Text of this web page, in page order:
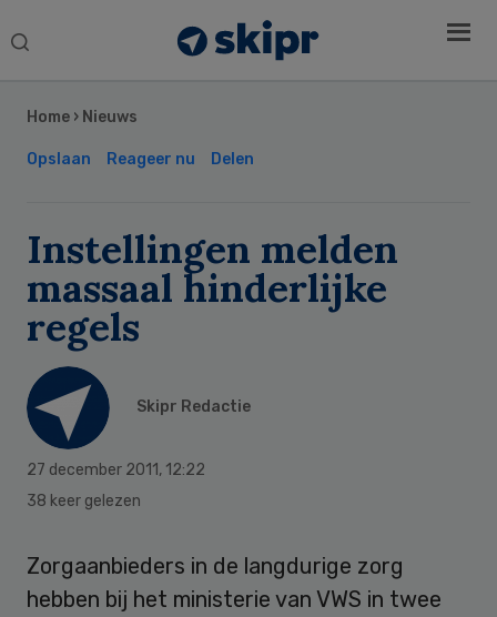
Search
Home › Nieuws
Opslaan Reageer nu Delen
Instellingen melden
massaal hinderlijke
regels
Skipr Redactie
27 december 2011, 12:22
38 keer gelezen
Zorgaanbieders in de langdurige zorg
hebben bij het ministerie van VWS in twee
Sidebar